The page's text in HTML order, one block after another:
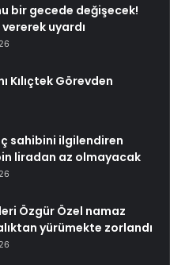
bir gecede değişecek!
uyardı
Kılıçtek Görevden
sahibini ilgilendiren
liradan az olmayacak
Özgür Özel namaz
yürümekte zorlandı